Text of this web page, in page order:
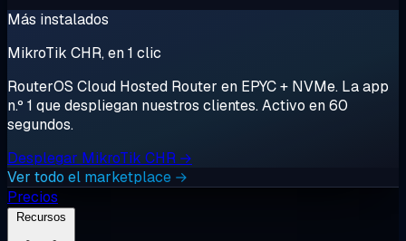
Más instalados
MikroTik CHR, en 1 clic
RouterOS Cloud Hosted Router en EPYC + NVMe. La app
n.º 1 que despliegan nuestros clientes. Activo en 60
segundos.
Desplegar MikroTik CHR →
Ver todo el marketplace →
Precios